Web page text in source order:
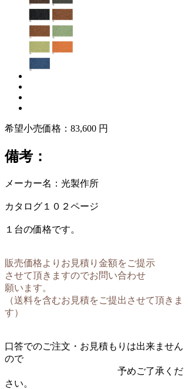
希望小売価格：83,600 円
備考：
メーカー名：光製作所
カタログ１０２ページ
１台の価格です。
販売価格よりお見積り金額をご提示
させて頂きますのでお問い合わせ
願います。
（送料を含むお見積をご提出させて頂きま
す）
口答でのご注文・お見積もりは出来ません
ので
予めご了承くだ
さい。